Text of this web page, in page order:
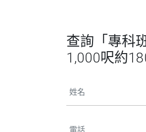
查詢「專科
1,000呎約